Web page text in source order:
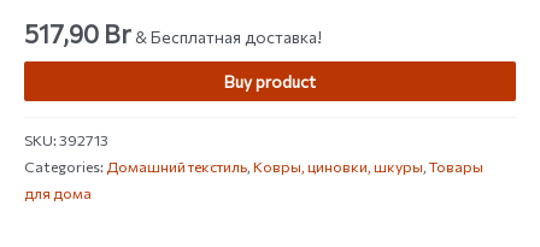
517,90 Br& Бесплатная доставка!
Buy product
SKU:392713
Categories: Домашний текстиль,Ковры, циновки, шкуры,Товары
для дома